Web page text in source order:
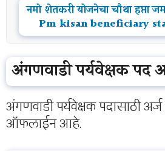
नमो शेतकरी योजनेचा चौथा हप्ता
Pm kisan beneficiary
अंगणवाडी पर्यवेक्षक पद
अंगणवाडी पर्यवेक्षक पदासाठी
ऑफलाईन आहे.